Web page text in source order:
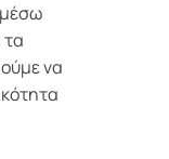
μέσω
να